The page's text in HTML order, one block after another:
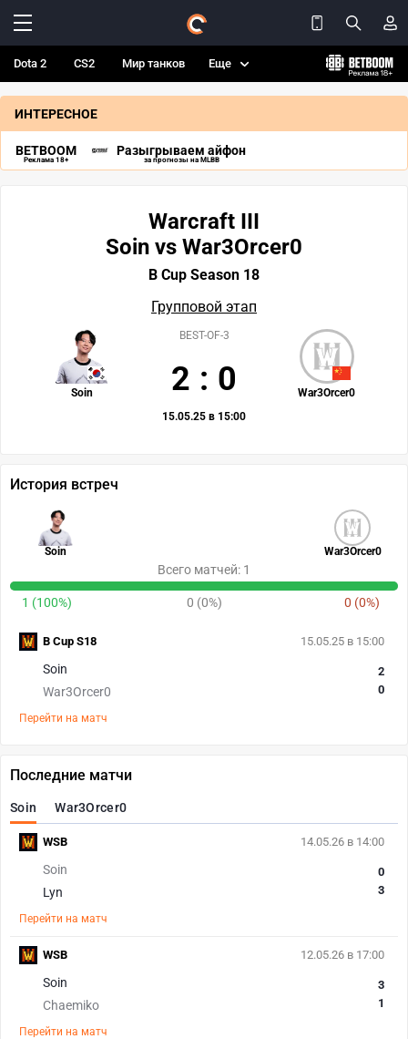
Dota 2 CS2 Мир танков Еще
ИНТЕРЕСНОЕ
BETBOOM
Реклама 18+
Разыгрываем айфон
за прогнозы на MLBB
Warcraft III
Soin vs War3Orcer0
B Cup Season 18
Групповой этап
Soin War3Orcer0
BEST-OF-3
2 : 0
15.05.25 в 15:00
История встреч
Soin War3Orcer0
Всего матчей: 1
1 (100%) 0 (0%) 0 (0%)
15.05.25 в 15:00
Soin
War3Orcer0
2
0
Перейти на матч
B Cup S18
Последние матчи
Soin War3Orcer0
14.05.26 в 14:00
Soin
Lyn
0
3
Перейти на матч
WSB
12.05.26 в 17:00
Soin
Chaemiko
3
1
Перейти на матч
WSB